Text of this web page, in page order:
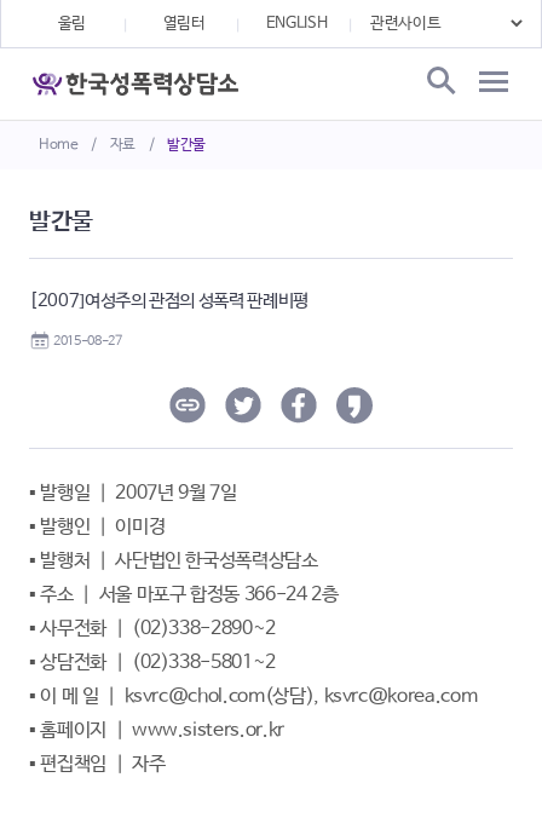
Home / 자료 / 발간물
울림 열림터 ENGLISH
발간물
[2007]여성주의 관점의 성폭력 판례비평
2015-08-27
▪ 발행일 ｜ 2007년 9월 7일
▪ 발행인 ｜ 이미경
▪ 발행처 ｜ 사단법인 한국성폭력상담소
▪ 주소 ｜ 서울 마포구 합정동 366-24 2층
▪ 사무전화 ｜ (02)338-2890~2
▪ 상담전화 ｜ (02)338-5801~2
▪ 이 메 일 ｜ ksvrc@chol.com(상담), ksvrc@korea.com
▪ 홈페이지 ｜ www.sisters.or.kr
▪ 편집책임 ｜ 자주